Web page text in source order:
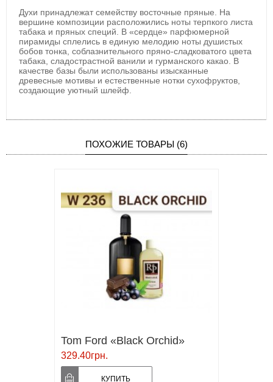
Духи принадлежат семейству восточные пряные. На
вершине композиции расположились ноты терпкого листа
табака и пряных специй. В «сердце» парфюмерной
пирамиды сплелись в единую мелодию ноты душистых
бобов тонка, соблазнительного пряно-сладковатого цвета
табака, сладострастной ванили и гурманского какао. В
качестве базы были использованы изысканные
древесные мотивы и естественные нотки сухофруктов,
создающие уютный шлейф.
ПОХОЖИЕ ТОВАРЫ (6)
Tom Ford «Black Orchid»
329.40грн.